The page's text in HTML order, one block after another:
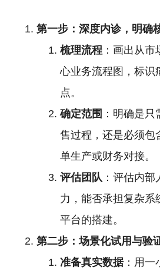
第一步：深度内诊，明确
梳理流程 ：画出从
心业务流程图，标识
点。
确定范围 ：明确是
售过程，还是必须包
单生产或财务对接。
评估团队 ：评估内
力，能否承担复杂系
平台的搭建。
第二步：场景化试用与验
准备真实数据：用一